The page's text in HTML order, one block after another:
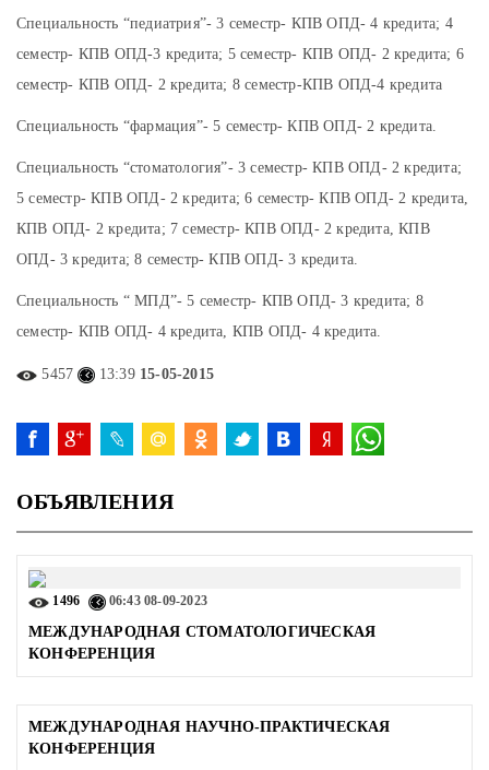
Специальность “педиатрия”- 3 семестр- КПВ ОПД- 4 кредита; 4
семестр- КПВ ОПД-3 кредита; 5 семестр- КПВ ОПД- 2 кредита; 6
семестр- КПВ ОПД- 2 кредита; 8 семестр-КПВ ОПД-4 кредита
Специальность “фармация”- 5 семестр- КПВ ОПД- 2 кредита.
Специальность “стоматология”- 3 семестр- КПВ ОПД- 2 кредита;
5 семестр- КПВ ОПД- 2 кредита; 6 семестр- КПВ ОПД- 2 кредита,
КПВ ОПД- 2 кредита; 7 семестр- КПВ ОПД- 2 кредита, КПВ
ОПД- 3 кредита; 8 семестр- КПВ ОПД- 3 кредита.
Специальность “ МПД”- 5 семестр- КПВ ОПД- 3 кредита; 8
семестр- КПВ ОПД- 4 кредита, КПВ ОПД- 4 кредита.
5457 13:39 15-05-2015
ОБЪЯВЛЕНИЯ
1496 06:4308-09-2023
МЕЖДУНАРОДНАЯ СТОМАТОЛОГИЧЕСКАЯ
КОНФЕРЕНЦИЯ
МЕЖДУНАРОДНАЯ НАУЧНО-ПРАКТИЧЕСКАЯ
КОНФЕРЕНЦИЯ